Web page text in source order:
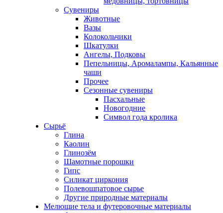
Сувениры
Животные
Вазы
Колокольчики
Шкатулки
Ангелы, Подковы
Пепельницы, Аромалампы, Кальянные
чаши
Прочее
Сезонные сувениры
Пасхальные
Новогодние
Символ года кролика
Сырьё
Глина
Каолин
Глинозём
Шамотные порошки
Гипс
Силикат циркония
Полевошпатовое сырье
Другие природные материалы
Мелющие тела и футеровочные материалы